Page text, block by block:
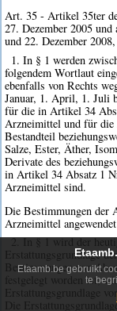
Art. 35 - Artikel 35ter
27. Dezember 2005
und 22. Dezember
1. In § 1 werden
folgendem Wortlaut
ebenfalls von Rechts
Januar, 1. April, 1. Juli
für die in Artikel 34
Arzneimittel und für
Bestandteil
Salze, Ester, Äther,
Derivate des
in Artikel 34 Absatz 1
Arzneimittel sind.
Die Bestimmungen der
Arzneimittel
2. In § 1 wird der
Erstattungsgrundlage
Bestimmungen von
festgelegt worden ist,
Erstattungsgrundlage
Die
Etaamb.be gebruikt
te